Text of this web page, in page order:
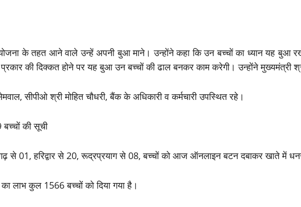
के तहत आने वाले उन्हें अपनी बुआ माने। उन्होंने कहा कि उन बच्चों का ध्यान यह बुआ
की दिक्कत होने पर यह बुआ उन बच्चों की ढाल बनकर काम करेगी। उन्होंने मुख्यमंत्री श्री
सीपीओ श्री मोहित चौधरी, बैंक के अधिकारी व कर्मचारी उपस्थित रहे।
की सूची
से 01, हरिद्वार से 20, रूद्रप्रयाग से 08, बच्चों को आज ऑनलाइन बटन दबाकर खाते में
लाभ कुल 1566 बच्चों को दिया गया है।